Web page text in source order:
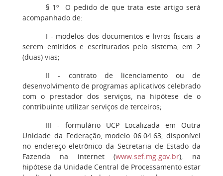
§ 1º
O pedido de que trata este artigo será
acompanhado de:
I - modelos dos documentos e livros fiscais a
serem emitidos e escriturados pelo sistema, em 2
(duas) vias;
II - contrato de licenciamento ou de
desenvolvimento de programas aplicativos celebrado
com o prestador dos serviços, na hipótese de o
contribuinte utilizar serviços de terceiros;
III- formulário UCP Localizada em Outra
Unidade da Federação, modelo 06.04.63, disponível
no endereço eletrônico da Secretaria de Estado da
Fazenda na internet (www.sef.mg.gov.br), na
hipótese da Unidade Central de Processamento estar